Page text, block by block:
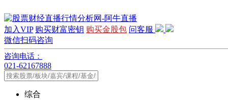
加入VIP 购买财富密钥 购买金股包 问客服
微信扫码咨询
咨询电话：
021-62167888
综合